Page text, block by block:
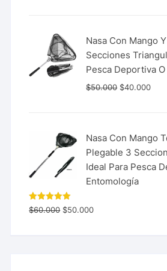
Nasa Con Mango
Secciones
Pesca Deportiva
$50.000 $40.000
Nasa Con Mango
Plegable 3
Ideal Para Pesca
Entomología
Valorado
con 5.00
$60.000 $50.000